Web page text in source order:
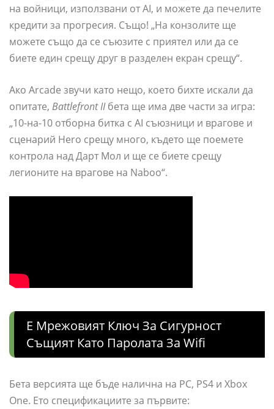
на войници, използвани от AI, и можете да печелите
кредити за прогресия. Също! „На конзолите ще
можете също да се съюзите с приятел или да се
биете един срещу друг в разделен екран срещу“.
Ако Arcade звучи като нещо, което бихте искали да
опитате, Battlefront IIбета ще има две части за игра:
„10-на-10 отборна битка с AI съюзници и врагове и
сценарий Hero срещу много, където ще поемете
контрола над Дарт Мол и ще се биете срещу
легионите на врагове на Naboo“.
Е Мрежовият Ключ За Сигурност
Същият Като Паролата За Wifi
Бета версията ще бъде налична на PC, PS4 и Xbox
One. Ето спецификациите за първите: